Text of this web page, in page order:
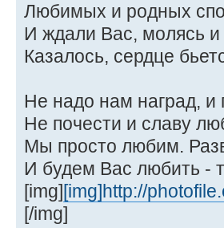
Любимых и родных
И ждали Вас, молясь и
Казалось, сердце
Не надо нам наград, и
Не почести и славу
Мы просто любим.
И будем Вас любить -
[img] [img]http://
[/img]